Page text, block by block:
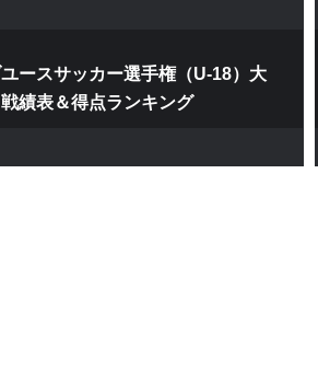
ースサッカー選手権（U-18）大
表＆得点ランキング